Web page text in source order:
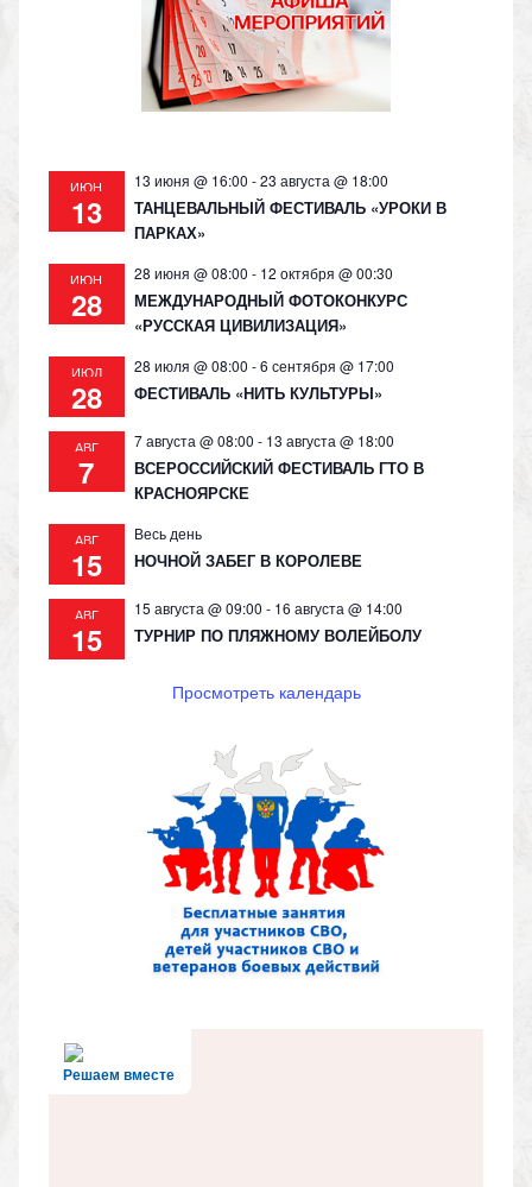
s
ni
ki
p k
ИЮН
13
13 июня @ 16:00 -23 августа @ 18:00
ТАНЦЕВАЛЬНЫЙ ФЕСТИВАЛЬ «УРОКИ В
ПАРКАХ»
ИЮН
28
28 июня @ 08:00 - 12 октября @ 00:30
МЕЖДУНАРОДНЫЙ ФОТОКОНКУРС
«РУССКАЯ ЦИВИЛИЗАЦИЯ»
ИЮЛ
28
28 июля @ 08:00 -6 сентября @ 17:00
ФЕСТИВАЛЬ «НИТЬ КУЛЬТУРЫ»
АВГ
7
7 августа @ 08:00 - 13 августа @ 18:00
ВСЕРОССИЙСКИЙ ФЕСТИВАЛЬ ГТО В
КРАСНОЯРСКЕ
АВГ
15
Весь день
НОЧНОЙ ЗАБЕГ В КОРОЛЕВЕ
АВГ
15
15 августа @ 09:00 - 16 августа @ 14:00
ТУРНИР ПО ПЛЯЖНОМУ ВОЛЕЙБОЛУ
Просмотреть календарь
Решаем вместе